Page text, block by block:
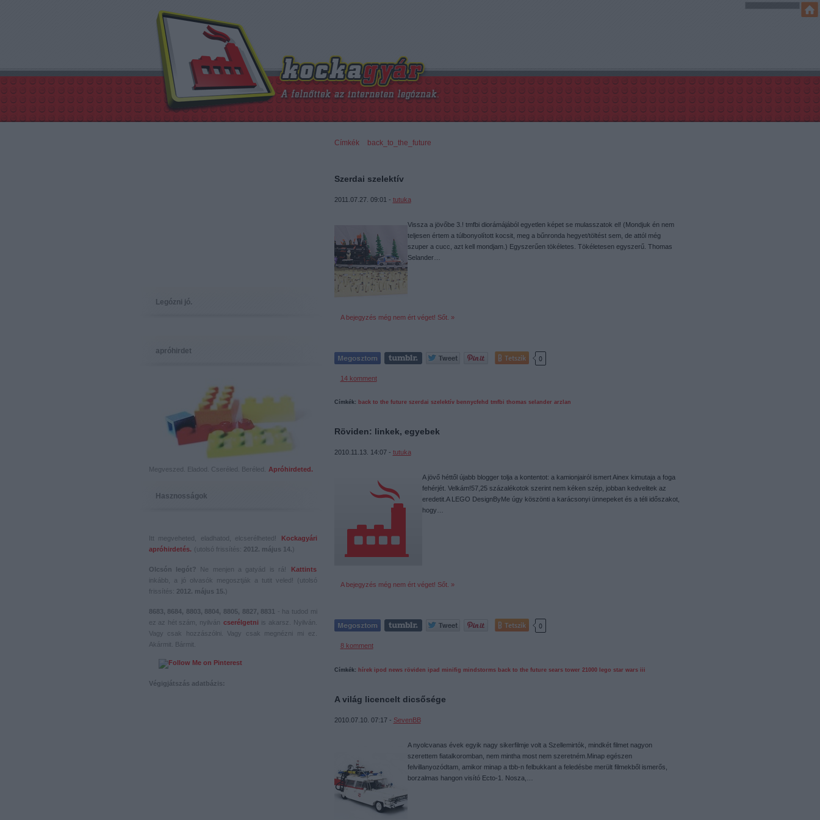
Legózni jó.
apróhirdet
Megveszed. Eladod. Cseréled. Beréled. Apróhirdeted.
Hasznosságok
Itt megveheted, eladhatod, elcserélheted!
Kockagyári
apróhirdetés. (utolsó frissítés: 2012. május 14.)
Olcsón legót? Ne menjen a gatyád is rá!
Kattints
inkább, a jó olvasók megosztják a tutit veled! (utolsó
frissítés: 2012. május 15.)
8683, 8684, 8803, 8804, 8805, 8827, 8831 - ha tudod mi
ez az hét szám, nyilván
cserélgetni
is akarsz. Nyilván.
Vagy csak hozzászólni. Vagy csak megnézni mi ez.
Akármit. Bármit.
Végigjátszás adatbázis:
Címkék» back_to_the_future
Szerdai szelektív
2011.07.27. 09:01 - tutuka
Vissza a jövőbe 3.! tmfbi diorámájából egyetlen képet se mulasszatok el! (Mondjuk én nem
teljesen értem a túlbonyolított kocsit, meg a bűnronda hegyet/töltést sem, de attól még
szuper a cucc, azt kell mondjam.) Egyszerűen tökéletes. Tökéletesen egyszerű. Thomas
Selander…
A bejegyzés még nem ért véget! Sőt. »
Tetszik 0
14komment
Címkék: back to the future szerdai szelektív bennycfehd tmfbi thomas selander arzlan
Röviden: linkek, egyebek
2010.11.13. 14:07 - tutuka
A jövő héttől újabb blogger tolja a kontentot: a kamionjairól ismert Ainex kimutaja a foga
fehérjét. Velkám!57,25 százalékotok szerint nem kéken szép, jobban kedvelitek az
eredetit.A LEGO DesignByMe úgy köszönti a karácsonyi ünnepeket és a téli időszakot,
hogy…
A bejegyzés még nem ért véget! Sőt. »
Tetszik 0
8komment
Címkék: hírek ipod news röviden ipad minifig mindstorms back to the future sears tower 21000 lego star wars iii
A világ licencelt dicsősége
2010.07.10. 07:17 - SevenBB
A nyolcvanas évek egyik nagy sikerfilmje volt a Szellemirtók, mindkét filmet nagyon
szerettem fiatalkoromban, nem mintha most nem szeretném.Minap egészen
felvillanyozódtam, amikor minap a tbb-n felbukkant a feledésbe merült filmekből ismerős,
borzalmas hangon visító Ecto-1. Nosza,…